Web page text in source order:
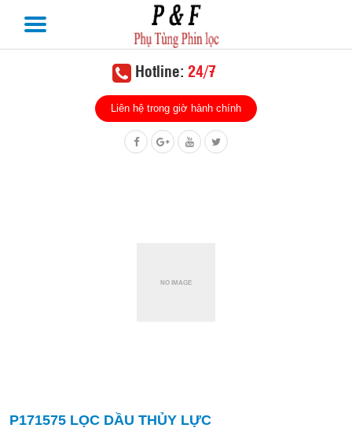
Hotline: 24/7
Liên hệ trong giờ hành chính
P171575 LỌC DẦU THỦY LỰC